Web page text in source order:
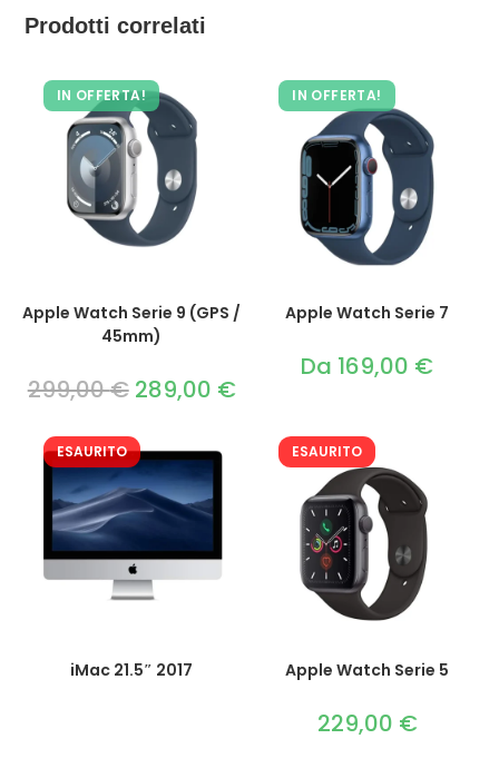
Prodotti correlati
IN OFFERTA!
Apple Watch Serie 9 (GPS /
45mm)
299,00€ Il
prezzo
era:
299,00 €.
289,00 €Il
prezzo
289,00 €.
IN OFFERTA!
Apple Watch Serie 7
Da 169,00 €
ESAURITO
iMac 21.5″ 2017
ESAURITO
Apple Watch Serie 5
229,00 €